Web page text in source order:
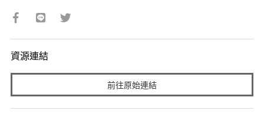
資源連結
前往原始連結